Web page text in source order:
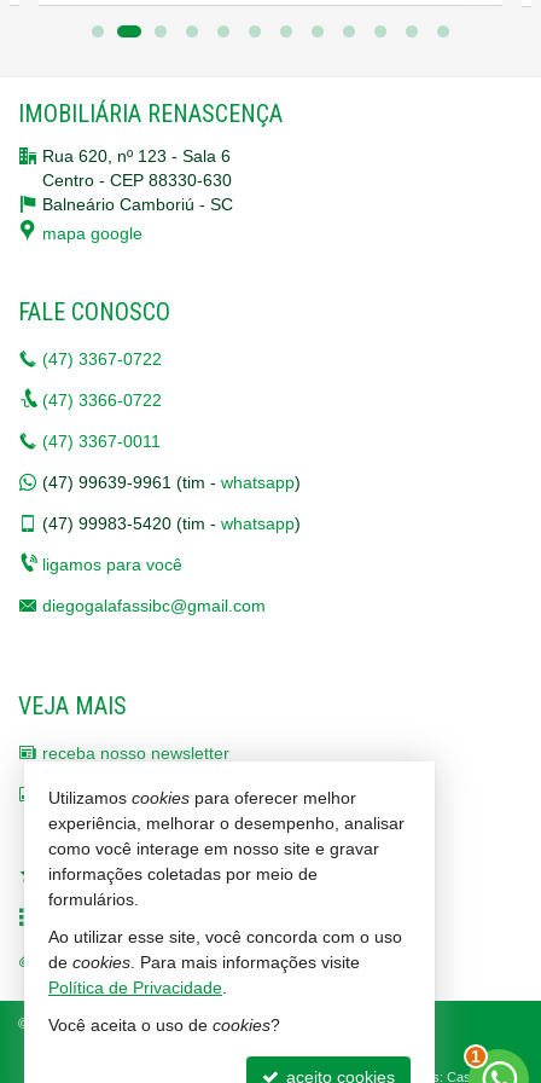
📜 **Incorporação**:
- Parte do mesmo empreendimento registrado sob o
número R-8 da matrícula 135.526, no 1º Registro de
Imóveis de Balneário Camboriú.
🔹 **Um Estilo de Vida Único**: Este apartamento tipo
oferece a combinação perfeita de luxo, design moderno e
localização privilegiada, ideal para quem busca
sofisticação e conforto.
a oportunidade de morar em um dos empreendimentos
IMOBILIÁRIA RENASCENÇA
Rua 620, nº 123 - Sala 6
Centro - CEP 88330-630
Balneário Camboriú - SC
mapa google
FALE CONOSCO
(47) 3367-0722
(47) 3366-0722
(47) 3367-0011
(47) 99639-9961 (tim - whatsapp)
(47) 99983-5420 (tim - whatsapp)
ligamos para você
diegogalafassibc@gmail.com
VEJA MAIS
receba nosso newsletter
indicadores financeiros
cadastre seu imóvel
imóveis favoritos
trabalhe conosco
© 2026 CRECI/SC 1464-J Política de Privacidade
Site para imobiliárias: Castel Digital
2
Utilizamos cookies para oferecer melhor
experiência, melhorar o desempenho, analisar
como você interage em nosso site e gravar
informações coletadas por meio de
formulários.
Ao utilizar esse site, você concorda com o uso
de cookies . Para mais informações visite
Política de Privacidade
Você aceita o uso de cookies?
aceito cookies